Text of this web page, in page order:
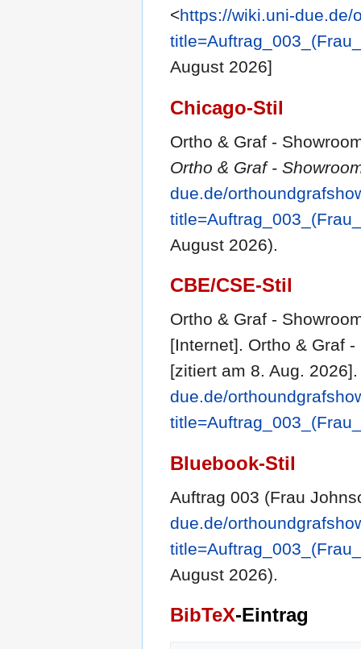
<https://wiki.uni-due.de/
August 2026]
Chicago-Stil
Ortho & Graf -
Ortho & Graf -
due.de/
August 2026).
CBE/CSE-Stil
Ortho & Graf -
[Internet]. Ortho & Graf
[zitiert am 8. Aug.
due.de/
Bluebook-Stil
Auftrag 003 (Frau
due.de/
August 2026).
BibTeX-Eintrag